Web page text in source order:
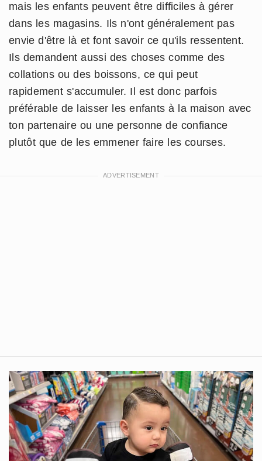
mais les enfants peuvent être difficiles à gérer
dans les magasins. Ils n'ont généralement pas
envie d'être là et font savoir ce qu'ils ressentent.
Ils demandent aussi des choses comme des
collations ou des boissons, ce qui peut
rapidement s'accumuler. Il est donc parfois
préférable de laisser les enfants à la maison avec
ton partenaire ou une personne de confiance
plutôt que de les emmener faire les courses.